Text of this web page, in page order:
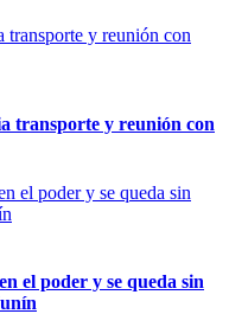
transporte y reunión con
el poder y se queda sin